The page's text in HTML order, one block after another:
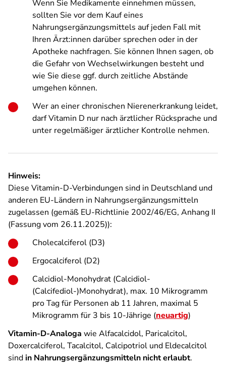
Wenn Sie Medikamente einnehmen müssen,
sollten Sie vor dem Kauf eines
Nahrungsergänzungsmittels auf jeden Fall mit
Ihren Ärzt:innen darüber sprechen oder in der
Apotheke nachfragen. Sie können Ihnen sagen, ob
die Gefahr von Wechselwirkungen besteht und
wie Sie diese ggf. durch zeitliche Abstände
umgehen können.
Wer an einer chronischen Nierenerkrankung leidet,
darf Vitamin D nur nach ärztlicher Rücksprache und
unter regelmäßiger ärztlicher Kontrolle nehmen.
Hinweis:
Diese Vitamin-D-Verbindungen sind in Deutschland und
anderen EU-Ländern in Nahrungsergänzungsmitteln
zugelassen (gemäß EU-Richtlinie 2002/46/EG, Anhang II
(Fassung vom 26.11.2025)):
Cholecalciferol (D3)
Ergocalciferol (D2)
Calcidiol-Monohydrat (Calcidiol-
(Calcifediol-)Monohydrat), max. 10 Mikrogramm
pro Tag für Personen ab 11 Jahren, maximal 5
Mikrogramm für 3 bis 10-Jährige (neuartig)
Vitamin-D-Analoga wie Alfacalcidol, Paricalcitol,
Doxercalciferol, Tacalcitol, Calcipotriol und Eldecalcitol
sindin Nahrungsergänzungsmitteln nicht erlaubt.